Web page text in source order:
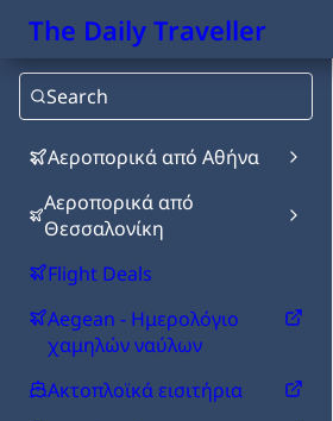
The Daily Traveller
Search
Αεροπορικά από Αθήνα
Αεροπορικά από
Θεσσαλονίκη
Flight Deals
Aegean - Ημερολόγιο
χαμηλών ναύλων
Ακτοπλοϊκά εισιτήρια